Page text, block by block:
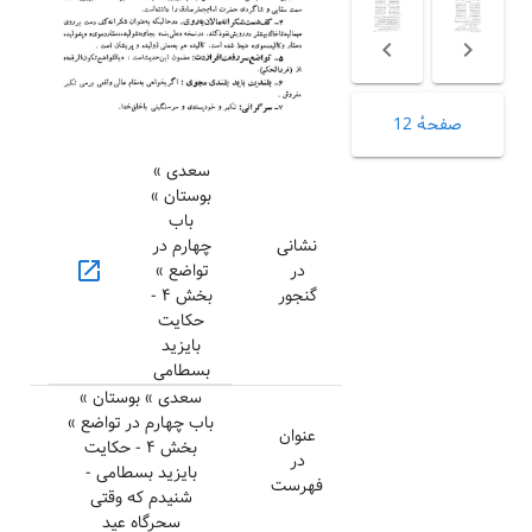
صفحهٔ 12
نشانی
در
گنجور
سعدی »
بوستان »
باب
چهارم در
تواضع »
بخش ۴ -
حکایت
بایزید
بسطامی
open_in_new
عنوان
در
فهرست
سعدی » بوستان »
باب چهارم در تواضع »
بخش ۴ - حکایت
بایزید بسطامی -
شنیدم که وقتی
سحرگاه عید